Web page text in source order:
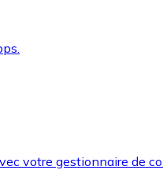
votre gestionnaire de